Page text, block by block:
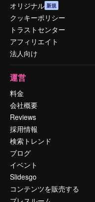
オリジナル 新規
クッキーポリシー
トラストセンター
アフィリエイト
法人向け
運営
料金
会社概要
Reviews
採用情報
検索トレンド
ブログ
イベント
Slidesgo
コンテンツを販売する